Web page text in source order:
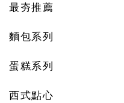
最夯推薦
麵包系列
蛋糕系列
西式點心